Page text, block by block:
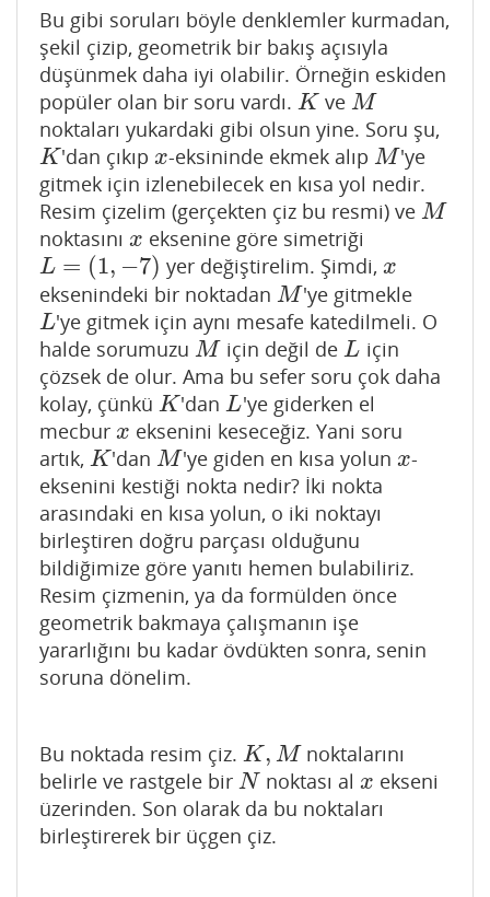
Bu gibi soruları böyle denklemler kurmadan,
şekil çizip, geometrik bir bakış açısıyla
düşünmek daha iyi olabilir. Örneğin eskiden
popüler olan bir soru vardı. K
K veM
M
noktaları yukardaki gibi olsun yine. Soru şu,
K
K 'dan çıkıpx
x-eksininde ekmek alıpM
M 'ye
gitmek için izlenebilecek en kısa yol nedir.
Resim çizelim (gerçekten çiz bu resmi) ve M
M
noktasını x
x eksenine göre simetriği
L = (1, −7)
L= (1, −7) yer değiştirelim. Şimdi,x
x
eksenindeki bir noktadan M
M 'ye gitmekle
L
L 'ye gitmek için aynı mesafe katedilmeli. O
halde sorumuzu M
M için değil deL
L için
çözsek de olur. Ama bu sefer soru çok daha
kolay, çünkü K
K 'danL
L 'ye giderken el
mecbur x
x eksenini keseceğiz. Yani soru
artık, K
K 'danM
M 'ye giden en kısa yolunx
x-
eksenini kestiği nokta nedir? İki nokta
arasındaki en kısa yolun, o iki noktayı
birleştiren doğru parçası olduğunu
bildiğimize göre yanıtı hemen bulabiliriz.
Resim çizmenin, ya da formülden önce
geometrik bakmaya çalışmanın işe
yararlığını bu kadar övdükten sonra, senin
soruna dönelim.
Bu noktada resim çiz. K, M
K,M
noktalarını
belirle ve rastgele bir N
N noktası alx
x ekseni
üzerinden. Son olarak da bu noktaları
birleştirerek bir üçgen çiz.